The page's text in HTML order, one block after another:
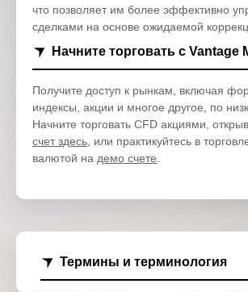
что позволяет им более эффективно
сделками на основе ожидаемой
Начните торговать с Vantage
Получите доступ к рынкам, включая
индексы, акции и многое другое, по
Начните торговать CFD акциями, открыв
счет здесь , или практикуйтесь в
валютой на демо счете
Термины и терминология